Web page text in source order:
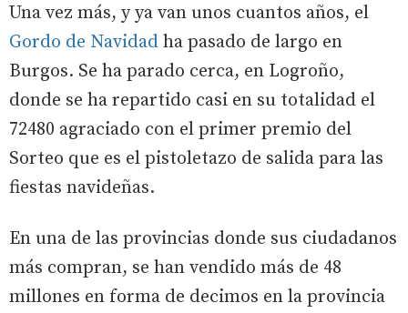
Una vez más, y ya van unos cuantos años, el
Gordo de Navidad ha pasado de largo en
Burgos. Se ha parado cerca, en Logroño,
donde se ha repartido casi en su totalidad el
72480 agraciado con el primer premio del
Sorteo que es el pistoletazo de salida para las
fiestas navideñas.
En una de las provincias donde sus ciudadanos
más compran, se han vendido más de 48
millones en forma de decimos en la provincia